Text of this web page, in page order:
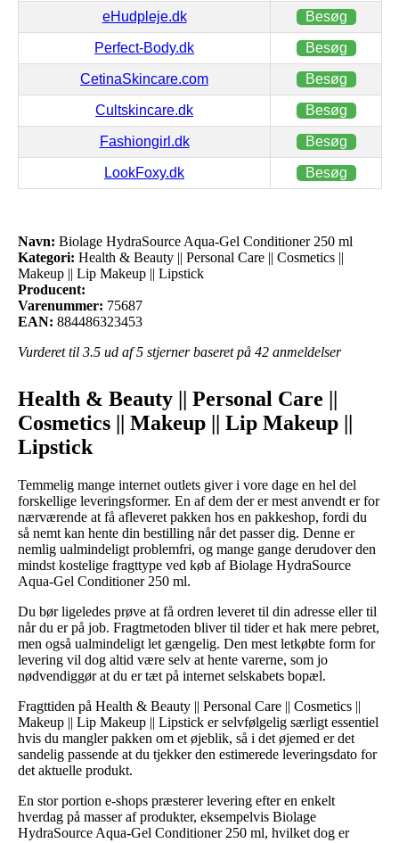
eHudpleje.dk Besøg
Perfect-Body.dk Besøg
CetinaSkincare.com Besøg
Cultskincare.dk Besøg
Fashiongirl.dk Besøg
LookFoxy.dk Besøg
Navn: Biolage HydraSource Aqua-Gel Conditioner 250 ml
Kategori: Health & Beauty || Personal Care || Cosmetics ||
Makeup || Lip Makeup || Lipstick
Producent:
Varenummer: 75687
EAN: 884486323453
Vurderet til 3.5 ud af 5 stjerner baseret på 42 anmeldelser
Health & Beauty || Personal Care ||
Cosmetics || Makeup || Lip Makeup ||
Lipstick
Temmelig mange internet outlets giver i vore dage en hel del
forskellige leveringsformer. En af dem der er mest anvendt er for
nærværende at få afleveret pakken hos en pakkeshop, fordi du
så nemt kan hente din bestilling når det passer dig. Denne er
nemlig ualmindeligt problemfri, og mange gange derudover den
mindst kostelige fragttype ved køb af Biolage HydraSource
Aqua-Gel Conditioner 250 ml.
Du bør ligeledes prøve at få ordren leveret til din adresse eller til
når du er på job. Fragtmetoden bliver til tider et hak mere pebret,
men også ualmindeligt let gængelig. Den mest letkøbte form for
levering vil dog altid være selv at hente varerne, som jo
nødvendiggør at du er tæt på internet selskabets bopæl.
Fragttiden på Health & Beauty || Personal Care || Cosmetics ||
Makeup || Lip Makeup || Lipstick er selvfølgelig særligt essentiel
hvis du mangler pakken om et øjeblik, så i det øjemed er det
sandelig passende at du tjekker den estimerede leveringsdato for
det aktuelle produkt.
En stor portion e-shops præsterer levering efter en enkelt
hverdag på masser af produkter, eksempelvis Biolage
HydraSource Aqua-Gel Conditioner 250 ml, hvilket dog er